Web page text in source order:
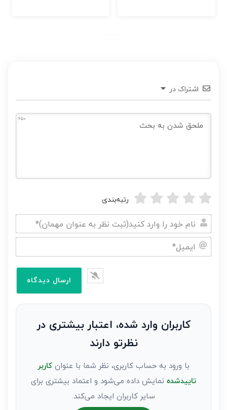
اشتراک در
650
رتبه‌بندی
نام
خود
نظر
کاربران وارد شده، اعتبار بیشتری در
نظرتو دارند
با ورود به حساب کاربری، نظر شما با عنوانکاربر
تاییدشده نمایش داده می‌شود و اعتماد بیشتری برای
سایر کاربران ایجاد می‌کند.